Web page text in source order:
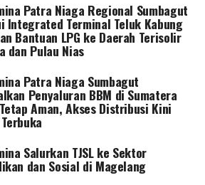
Patra Niaga Regional Sumbagut
Integrated Terminal Teluk Kabung
Bantuan LPG ke Daerah Terisolir
dan Pulau Nias
Patra Niaga Sumbagut
Penyaluran BBM di Sumatera
Aman, Akses Distribusi Kini
Salurkan TJSL ke Sektor
dan Sosial di Magelang